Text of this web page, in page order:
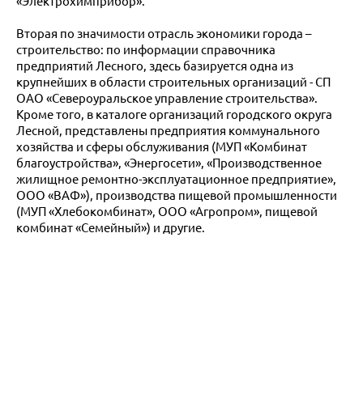
Вторая по значимости отрасль экономики города –
строительство: по информации справочника
предприятий Лесного, здесь базируется одна из
крупнейших в области строительных организаций - СП
ОАО «Североуральское управление строительства».
Кроме того, в каталоге организаций городского округа
Лесной, представлены предприятия коммунального
хозяйства и сферы обслуживания (МУП «Комбинат
благоустройства», «Энергосети», «Производственное
жилищное ремонтно-эксплуатационное предприятие»,
ООО «ВАФ»), производства пищевой промышленности
(МУП «Хлебокомбинат», ООО «Агропром», пищевой
комбинат «Семейный») и другие.